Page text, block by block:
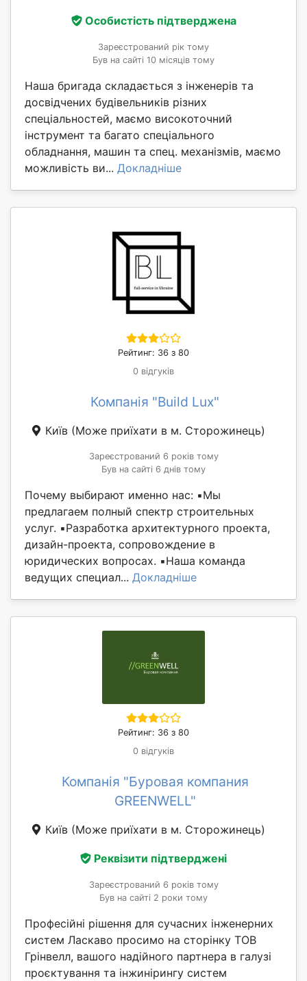
Особистість підтверджена
Зареєстрований рік тому
Був на сайті 10 місяців тому
Наша бригада складається з інженерів та
досвідчених будівельників різних
спеціальностей, маємо високоточний
інструмент та багато спеціального
обладнання, машин та спец. механізмів, маємо
можливість ви... Докладніше
Рейтинг: 36 з 80
0 відгуків
Компанія "Build Lux"
Київ (Може приїхати в м. Сторожинець)
Зареєстрований 6 років тому
Був на сайті 6 днів тому
Почему выбирают именно нас: ▪️Мы
предлагаем полный спектр строительных
услуг. ▪️Разработка архитектурного проекта,
дизайн-проекта, сопровождение в
юридических вопросах. ▪️Наша команда
ведущих специал... Докладніше
Рейтинг: 36 з 80
0 відгуків
Компанія "Буровая компания
GREENWELL"
Київ (Може приїхати в м. Сторожинець)
Реквізити підтверджені
Зареєстрований 6 років тому
Був на сайті 2 роки тому
Професійні рішення для сучасних інженерних
систем Ласкаво просимо на сторінку ТОВ
Грінвелл, вашого надійного партнера в галузі
проєктування та інжинірингу систем